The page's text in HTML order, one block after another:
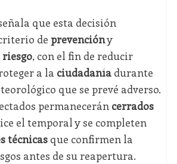
que esta decisión
de prevencióny
, con el fin de reducir
a la ciudadaníadurante
que se prevé adverso.
permanecerán cerrados
el temporal y se completen
técnicasque confirmen la
antes de su reapertura.